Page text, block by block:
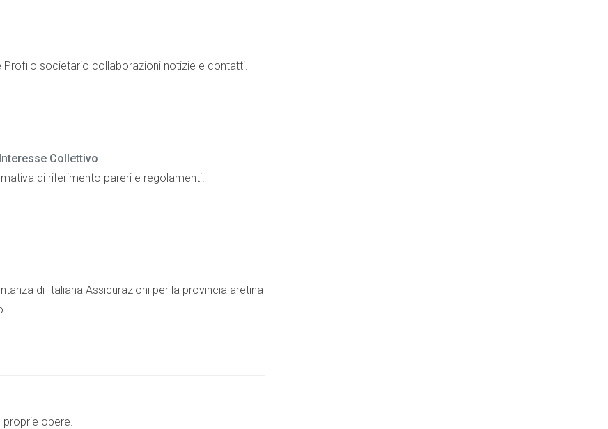
Profilo societario collaborazioni notizie e contatti.
Collettivo
di riferimento pareri e regolamenti.
di Italiana Assicurazioni per la provincia aretina
proprie opere.